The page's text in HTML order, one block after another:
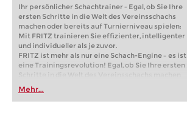
Ihr persönlicher Schachtrainer - Egal, ob Sie Ihre
ersten Schritte in die Welt des Vereinsschachs
machen oder bereits auf Turnierniveau spielen:
Mit FRITZ trainieren Sie effizienter, intelligenter
und individueller als je zuvor.
FRITZ ist mehr als nur eine Schach-Engine – es ist
eine Trainingsrevolution! Egal, ob Sie Ihre ersten
Schritte in die Welt des Vereinsschachs machen
oder bereits auf Turnierniveau spielen: Mit
FRITZ trainieren Sie effizienter, intelligenter und
individueller als je zuvor.
Mehr...